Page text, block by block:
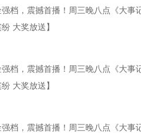
档，震撼首播！周三晚八点《大事
大奖放送】
档，震撼首播！周三晚八点《大事
大奖放送】
档，震撼首播！周三晚八点《大事